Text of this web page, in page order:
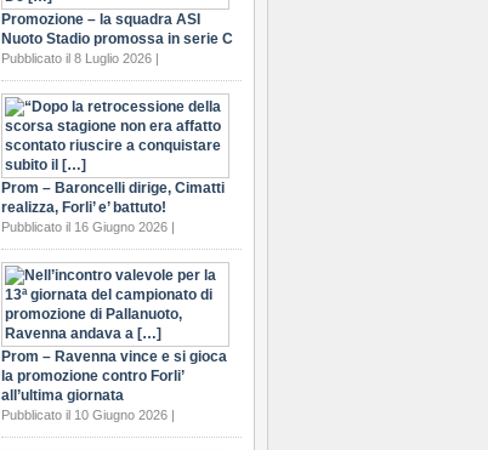
Promozione – la squadra ASI
Nuoto Stadio promossa in serie C
Pubblicato il 8 Luglio 2026 |
Prom – Baroncelli dirige, Cimatti
realizza, Forli’ e’ battuto!
Pubblicato il 16 Giugno 2026 |
Prom – Ravenna vince e si gioca
la promozione contro Forli’
all’ultima giornata
Pubblicato il 10 Giugno 2026 |